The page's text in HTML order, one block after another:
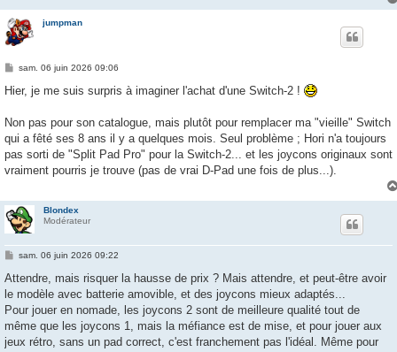
jumpman
M
s
g
sam. 06 juin 2026 09:06
Hier, je me suis surpris à imaginer l'achat d'une Switch-2 !
Non pas pour son catalogue, mais plutôt pour remplacer ma "vieille" Switch
qui a fêté ses 8 ans il y a quelques mois. Seul problème ; Hori n'a toujours
pas sorti de "Split Pad Pro" pour la Switch-2... et les joycons originaux sont
vraiment pourris je trouve (pas de vrai D-Pad une fois de plus...).
Blondex
Modérateur
M
s
a
g
sam. 06 juin 2026 09:22
Attendre, mais risquer la hausse de prix ? Mais attendre, et peut-être avoir
le modèle avec batterie amovible, et des joycons mieux adaptés...
Pour jouer en nomade, les joycons 2 sont de meilleure qualité tout de
même que les joycons 1, mais la méfiance est de mise, et pour jouer aux
jeux rétro, sans un pad correct, c'est franchement pas l'idéal. Même pour